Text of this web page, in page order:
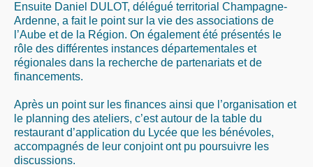
Ensuite Daniel DULOT, délégué territorial Champagne-
Ardenne, a fait le point sur la vie des associations de
l’Aube et de la Région. On également été présentés le
rôle des différentes instances départementales et
régionales dans la recherche de partenariats et de
financements.
Après un point sur les finances ainsi que l’organisation et
le planning des ateliers, c’est autour de la table du
restaurant d’application du Lycée que les bénévoles,
accompagnés de leur conjoint ont pu poursuivre les
discussions.